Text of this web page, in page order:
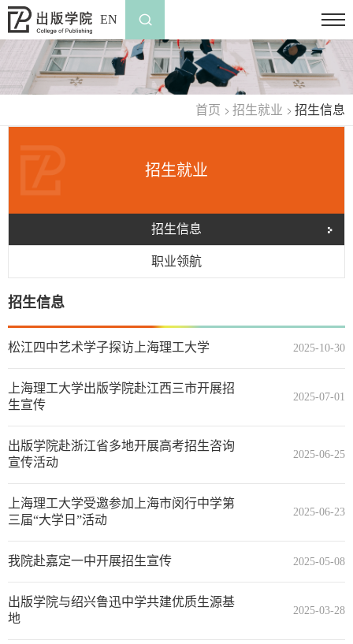
EN
首页 招生就业 招生信息
招生就业
招生信息
职业领航
招生信息
松江四中艺术学子探访上海理工大学 2025-10-30
上海理工大学出版学院赴江西三市开展招
生宣传
2025-07-01
出版学院赴浙江省多地开展高考招生咨询
宣传活动
2025-06-25
上海理工大学受邀参加上海市闵行中学第
三届“大学日”活动
2025-06-23
我院赴嘉定一中开展招生宣传 2025-05-08
出版学院与绍兴鲁迅中学共建优质生源基
地
2025-03-28